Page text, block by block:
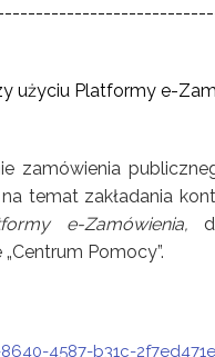
użyciu Platformy e-
zamówienia
temat zakładania
e-Zamówienia,
Pomocy”.
4587-b31c-